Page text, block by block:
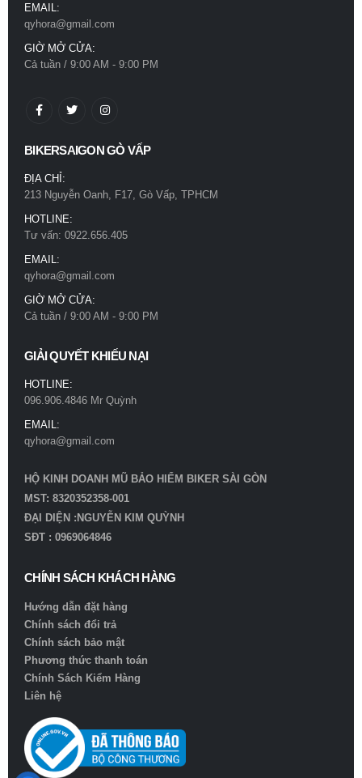
EMAIL:
qyhora@gmail.com
GIỜ MỞ CỬA:
Cả tuần / 9:00 AM - 9:00 PM
BIKERSAIGON GÒ VẤP
ĐỊA CHỈ:
213 Nguyễn Oanh, F17, Gò Vấp, TPHCM
HOTLINE:
Tư vấn: 0922.656.405
EMAIL:
qyhora@gmail.com
GIỜ MỞ CỬA:
Cả tuần / 9:00 AM - 9:00 PM
GIẢI QUYẾT KHIẾU NẠI
HOTLINE:
096.906.4846 Mr Quỳnh
EMAIL:
qyhora@gmail.com
HỘ KINH DOANH MŨ BẢO HIỂM BIKER SÀI GÒN
MST: 8320352358-001
ĐẠI DIỆN :NGUYỄN KIM QUỲNH
SĐT : 0969064846
CHÍNH SÁCH KHÁCH HÀNG
Hướng dẫn đặt hàng
Chính sách đổi trả
Chính sách bảo mật
Phương thức thanh toán
Chính Sách Kiểm Hàng
Liên hệ